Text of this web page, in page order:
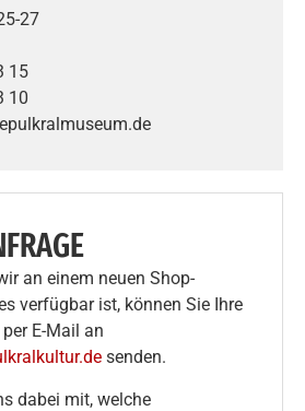
an einem neuen Shop-
verfügbar ist, können Sie Ihre
E-Mail an
senden.
dabei mit, welche
27
15
10